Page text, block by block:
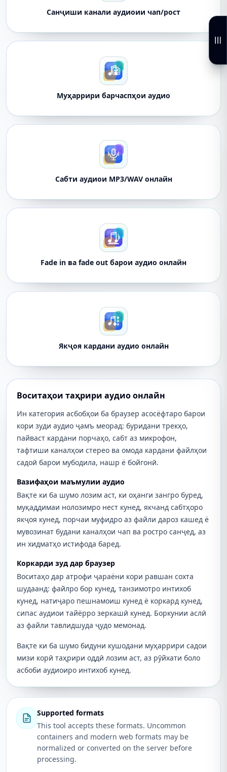
Санҷиши канали аудиоии чап/рост
Муҳаррири барчаспҳои аудио
Сабти аудиои MP3/WAV онлайн
Fade in ва fade out барои аудио онлайн
Якҷоя кардани аудио онлайн
Воситаҳои таҳрири аудио онлайн
Ин категория асбобҳои ба браузер асосёфтаро барои
кори зуди аудио ҷамъ меорад: буридани трекҳо,
пайваст кардани порчаҳо, сабт аз микрофон,
тафтиши каналҳои стерео ва омода кардани файлҳои
садоӣ барои мубодила, нашр ё бойгонӣ.
Вазифаҳои маъмулии аудио
Вақте ки ба шумо лозим аст, ки оҳанги зангро буред,
муқаддимаи нолозимро нест кунед, якчанд сабтҳоро
якҷоя кунед, порчаи муфидро аз файли дароз кашед ё
мувозинат будани каналҳои чап ва ростро санҷед, аз
ин хидматҳо истифода баред.
Коркарди зуд дар браузер
Воситаҳо дар атрофи ҷараёни кори равшан сохта
шудаанд: файлро бор кунед, танзимотро интихоб
кунед, натиҷаро пешнамоиш кунед ё коркард кунед,
сипас аудиои тайёрро зеркашӣ кунед. Боркунии аслӣ
аз файли тавлидшуда ҷудо мемонад.
Вақте ки ба шумо бидуни кушодани муҳаррири садои
мизи корӣ таҳрири оддӣ лозим аст, аз рӯйхати боло
асбоби аудиоиро интихоб кунед.
Supported formats
This tool accepts these formats. Uncommon
containers and modern web formats may be
normalized or converted on the server before
processing.